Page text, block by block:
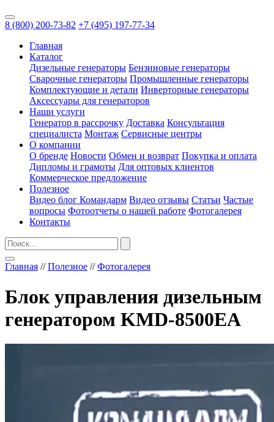
8 (800) 200-73-82 +7 (495) 197-77-34
Главная
Каталог
Дизельные генераторы Бензиновые генераторы
Сварочные генераторы Промышленные генераторы
Комплектующие и детали Инверторные генераторы
Аксессуары для генераторов
Наши услуги
Генератор в рассрочку Доставка Консультация
специалиста Монтаж Сервисные центры
О компании
О бренде Новости Обмен и возврат Покупка и оплата
Дипломы и грамоты Для оптовых клиентов
Коммерческое предложение
Полезное
Видео блог Командарм Видео отзывы Статьи Частые
вопросы Фотоотчеты о нашей работе Фотогалерея
Контакты
Главная //Полезное //Фотогалерея
Блок управления дизельным
генератором KMD-8500EA